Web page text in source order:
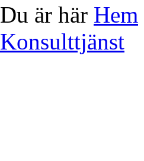
Du är här Hem
Konsulttjänst